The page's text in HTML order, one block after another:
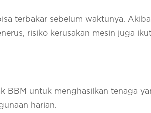
terbakar sebelum waktunya.
risiko kerusakan mesin juga
BBM untuk menghasilkan tenaga
harian.